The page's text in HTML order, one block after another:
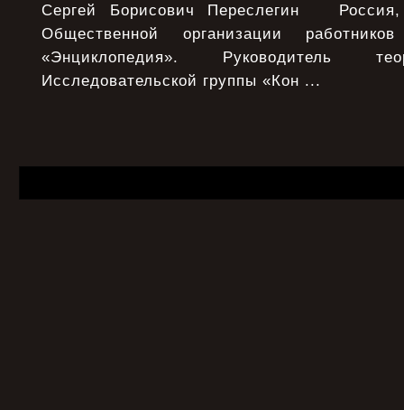
Сергей Борисович Переслегин Россия,
Общественной организации
«Энциклопедия». Руководитель
Исследовательской группы «Кон ...